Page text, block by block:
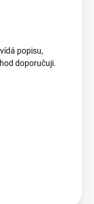
popisu,
doporučuji.